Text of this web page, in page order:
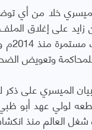
خلا من أي
على إغلاق
وتعويض
الميسري على ذكر
لولي عهد أبو
شغل العالم منذ